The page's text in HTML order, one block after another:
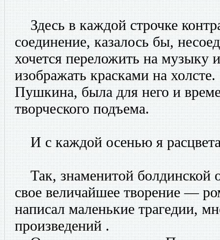
Здесь в каждой строчке
соединение, казалось бы,
хочется переложить на музыку
изображать красками на
Пушкина, была для него и
творческого подъема.
И с каждой осенью я
Так, знаменитой болдинской
свое величайшее творение —
написал маленькие трагедии,
произведений .